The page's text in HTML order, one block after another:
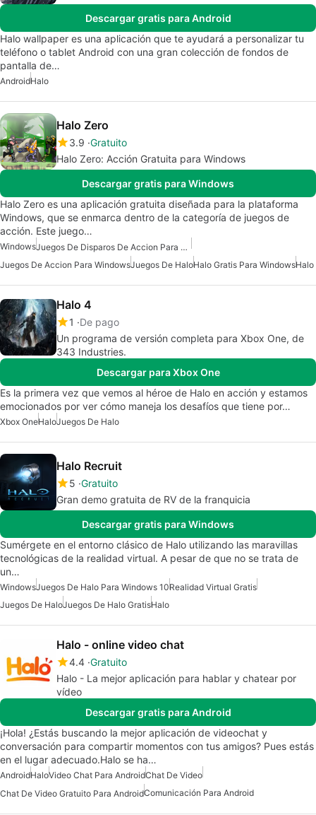
Descargar gratis para Android
Halo wallpaper es una aplicación que te ayudará a personalizar tu
teléfono o tablet Android con una gran colección de fondos de
pantalla de…
AndroidHalo
Halo Zero
3.9 Gratuito
Halo Zero: Acción Gratuita para Windows
Descargar gratis para Windows
Halo Zero es una aplicación gratuita diseñada para la plataforma
Windows, que se enmarca dentro de la categoría de juegos de
acción. Este juego…
Windows
Juegos De Disparos De Accion Para Windows
Juegos De Accion Para WindowsJuegos De HaloHalo Gratis Para WindowsHalo
Halo 4
1
De pago
Un programa de versión completa para Xbox One, de
343 Industries.
Descargar para Xbox One
Es la primera vez que vemos al héroe de Halo en acción y estamos
emocionados por ver cómo maneja los desafíos que tiene por…
Xbox OneHaloJuegos De Halo
Halo Recruit
5 Gratuito
Gran demo gratuita de RV de la franquicia
Descargar gratis para Windows
Sumérgete en el entorno clásico de Halo utilizando las maravillas
tecnológicas de la realidad virtual. A pesar de que no se trata de
un…
WindowsJuegos De Halo Para Windows 10Realidad Virtual Gratis
Juegos De HaloJuegos De Halo GratisHalo
Halo - online video chat
4.4 Gratuito
Halo - La mejor aplicación para hablar y chatear por
vídeo
Descargar gratis para Android
¡Hola! ¿Estás buscando la mejor aplicación de videochat y
conversación para compartir momentos con tus amigos? Pues estás
en el lugar adecuado.Halo se ha…
AndroidHaloVideo Chat Para AndroidChat De Video
Chat De Video Gratuito Para AndroidComunicación Para Android